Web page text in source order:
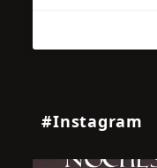
#Instagram